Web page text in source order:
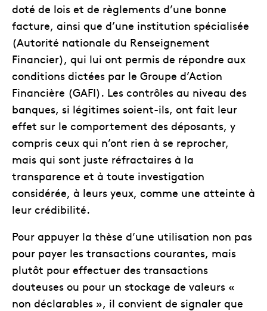
doté de lois et de règlements d’une bonne
facture, ainsi que d’une institution spécialisée
(Autorité nationale du Renseignement
Financier), qui lui ont permis de répondre aux
conditions dictées par le Groupe d’Action
Financière (GAFI). Les contrôles au niveau des
banques, si légitimes soient-ils, ont fait leur
effet sur le comportement des déposants, y
compris ceux qui n’ont rien à se reprocher,
mais qui sont juste réfractaires à la
transparence et à toute investigation
considérée, à leurs yeux, comme une atteinte à
leur crédibilité.
Pour appuyer la thèse d’une utilisation non pas
pour payer les transactions courantes, mais
plutôt pour effectuer des transactions
douteuses ou pour un stockage de valeurs «
non déclarables », il convient de signaler que